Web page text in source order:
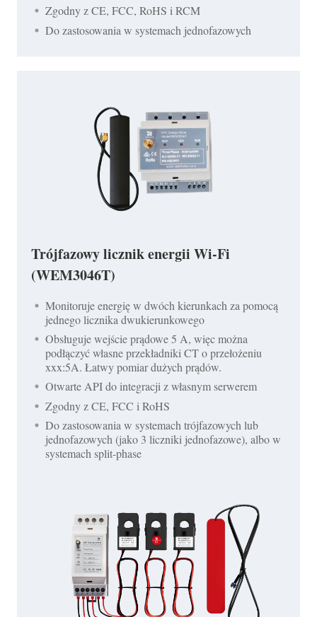
Zgodny z CE, FCC, RoHS i RCM
Do zastosowania w systemach jednofazowych
Trójfazowy licznik energii Wi-Fi
(WEM3046T)
Monitoruje energię w dwóch kierunkach za pomocą
jednego licznika dwukierunkowego
Obsługuje wejście prądowe 5 A, więc można
podłączyć własne przekładniki CT o przełożeniu
xxx:5A. Łatwy pomiar dużych prądów.
Otwarte API do integracji z własnym serwerem
Zgodny z CE, FCC i RoHS
Do zastosowania w systemach trójfazowych lub
jednofazowych (jako 3 liczniki jednofazowe), albo w
systemach split-phase